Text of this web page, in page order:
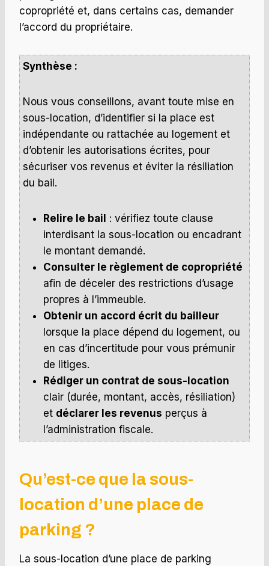
copropriété et, dans certains cas, demander
l’accord du propriétaire.
Synthèse :
Nous vous conseillons, avant toute mise en
sous-location, d’identifier si la place est
indépendante ou rattachée au logement et
d’obtenir les autorisations écrites, pour
sécuriser vos revenus et éviter la résiliation
du bail.
Relire le bail : vérifiez toute clause
interdisant la sous-location ou encadrant
le montant demandé.
Consulter le règlement de copropriété
afin de déceler des restrictions d’usage
propres à l’immeuble.
Obtenir un accord écrit du bailleur
lorsque la place dépend du logement, ou
en cas d’incertitude pour vous prémunir
de litiges.
Rédiger un contrat de sous-location
clair (durée, montant, accès, résiliation)
et déclarer les revenus perçus à
l’administration fiscale.
Qu’est-ce que la sous-
location d’une place de
parking ?
La sous-location d’une place de parking